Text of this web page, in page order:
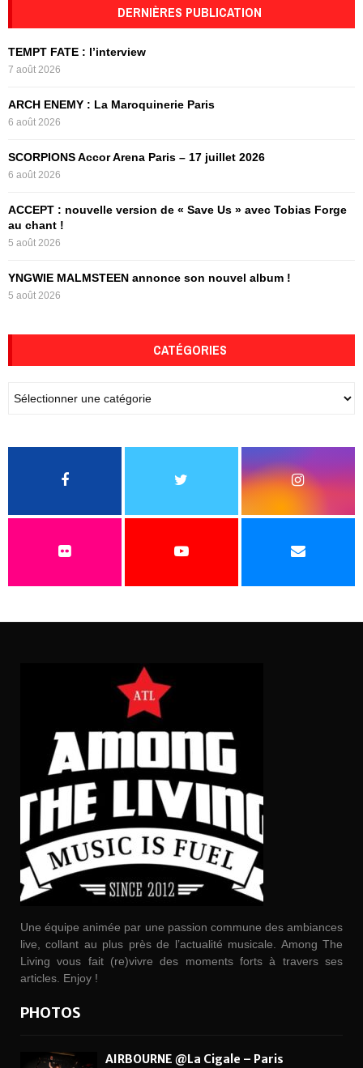
h
o
r
DERNIÈRES PUBLICATION
TEMPT FATE : l’interview
7 août 2026
ARCH ENEMY : La Maroquinerie Paris
6 août 2026
SCORPIONS Accor Arena Paris – 17 juillet 2026
6 août 2026
ACCEPT : nouvelle version de « Save Us » avec Tobias Forge
au chant !
5 août 2026
YNGWIE MALMSTEEN annonce son nouvel album !
5 août 2026
CATÉGORIES
Une équipe animée par une passion commune des ambiances
live, collant au plus près de l’actualité musicale. Among The
Living vous fait (re)vivre des moments forts à travers ses
articles. Enjoy !
PHOTOS
AIRBOURNE @La Cigale – Paris